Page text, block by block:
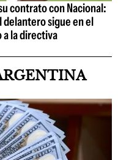
contrato con Nacional:
sigue en el
a la directiva